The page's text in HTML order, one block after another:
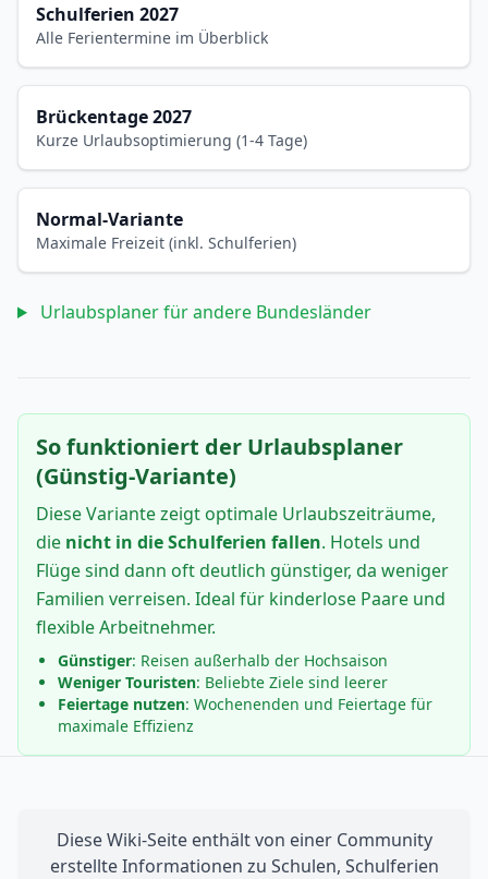
Schulferien 2027
Alle Ferientermine im Überblick
Brückentage 2027
Kurze Urlaubsoptimierung (1-4 Tage)
Normal-Variante
Maximale Freizeit (inkl. Schulferien)
Urlaubsplaner für andere Bundesländer
So funktioniert der Urlaubsplaner
(Günstig-Variante)
Diese Variante zeigt optimale Urlaubszeiträume,
die nicht in die Schulferien fallen. Hotels und
Flüge sind dann oft deutlich günstiger, da weniger
Familien verreisen. Ideal für kinderlose Paare und
flexible Arbeitnehmer.
Günstiger: Reisen außerhalb der Hochsaison
Weniger Touristen: Beliebte Ziele sind leerer
Feiertage nutzen: Wochenenden und Feiertage für
maximale Effizienz
Diese Wiki-Seite enthält von einer Community
erstellte Informationen zu Schulen, Schulferien